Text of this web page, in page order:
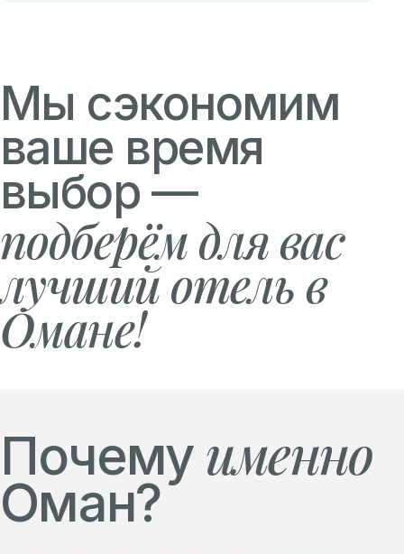
Мы сэкономим
ваше время
выбор —
подберём для вас
лучший отель в
Омане!
Почему именно
Оман?